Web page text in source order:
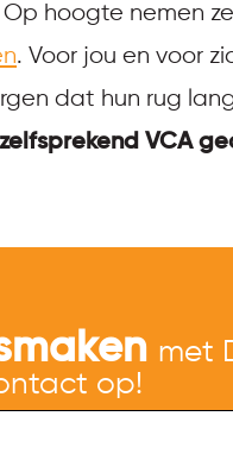
Op hoogte nemen ze
. Voor jou en voor
dat hun rug
VCA
met
op!